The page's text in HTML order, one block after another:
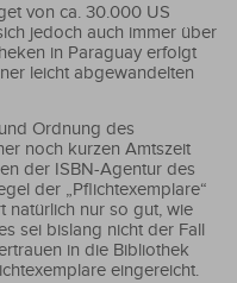
von ca. 30.000 US
jedoch auch immer über
in Paraguay erfolgt
leicht abgewandelten
Ordnung des
noch kurzen Amtszeit
der ISBN-Agentur des
der „Pflichtexemplare“
natürlich nur so gut, wie
sei bislang nicht der Fall
in die Bibliothek
eingereicht.